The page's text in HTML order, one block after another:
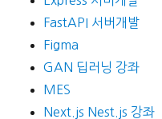
FastAPI 서버개발
Figma
GAN 딥러닝 강좌
MES
Next.js Nest.js 강좌